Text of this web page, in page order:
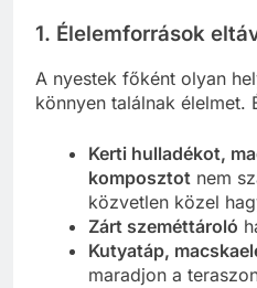
1. Élelemforrások
A nyestek főként olyan
könnyen találnak élelmet.
Kerti hulladékot,
komposztot nem
közvetlen közel
Zárt szeméttároló
Kutyatáp,
maradjon a